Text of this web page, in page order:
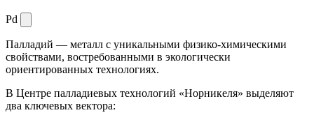
Pd
Палладий — металл с уникальными физико-химическими
свойствами, востребованными в экологически
ориентированных технологиях.
В Центре палладиевых технологий «Норникеля» выделяют
два ключевых вектора: